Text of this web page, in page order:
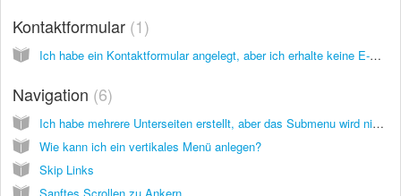
Kontaktformular 1
Ich habe ein Kontaktformular angelegt, aber ich erhalte keine E-Mails
Navigation 6
Ich habe mehrere Unterseiten erstellt, aber das Submenu wird nicht angezeigt. Warum?
Wie kann ich ein vertikales Menü anlegen?
Skip Links